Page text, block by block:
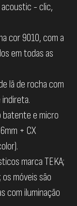
acoustic - clic,
cor 9010, com a
em todas as
lã de rocha com
batente e micro
+ CX
marca TEKA;
móveis são
com iluminação